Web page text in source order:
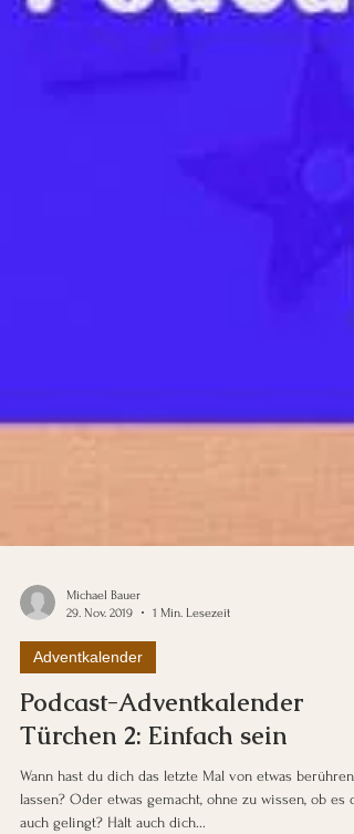
Michael Bauer
29. Nov. 2019
1 Min. Lesezeit
Adventkalender
Türchen 2: Einfach sein